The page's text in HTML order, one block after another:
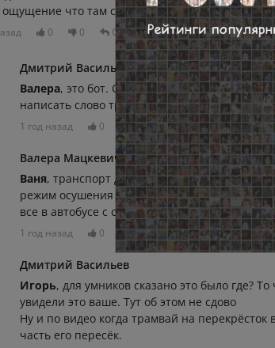
ощущение что там строгий отбор на недалеких
0 0 Отвечать
Дмитрий Васильев
Валера, это бот. Они в каждой степени
написать слово транспорт
1 год назад 0 0
Валера Мацкевич
Ваня, транспорт да, но пока водителя не
режим осушения салона или в охлаждение он
все в автобусе с сырыми окнами
1 год назад 0 0
Дмитрий Васильев
Игорь, для умников сказано это было где? То
увидели это ваше. Тут об этом не сдово
Ну и по видео когда трамвай на перекрёсток
часть его пересёк.